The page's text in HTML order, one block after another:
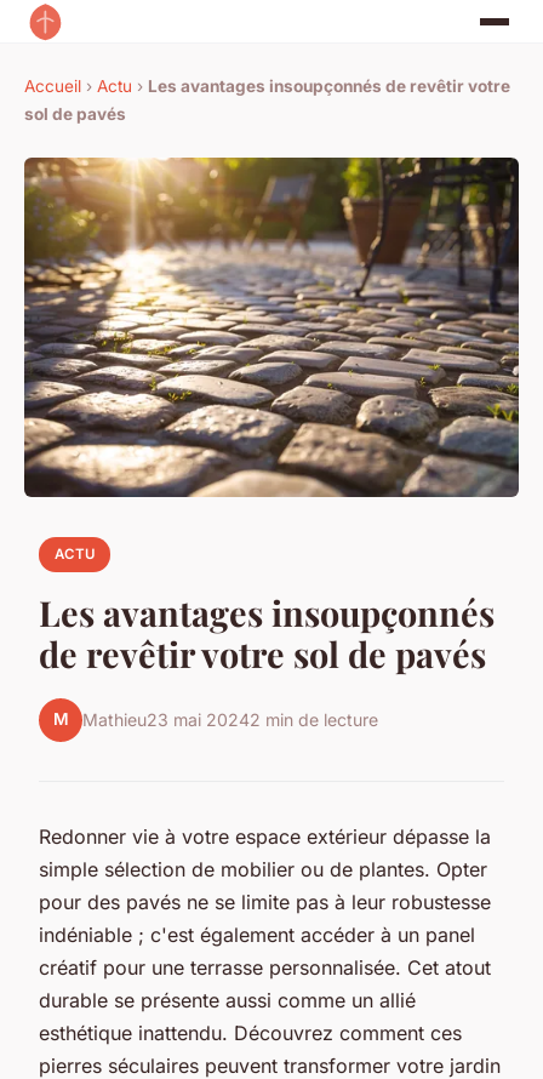
Accueil › Actu › Les avantages insoupçonnés de revêtir votre
sol de pavés
ACTU
Les avantages insoupçonnés
de revêtir votre sol de pavés
M Mathieu23 mai 20242 min de lecture
Redonner vie à votre espace extérieur dépasse la
simple sélection de mobilier ou de plantes. Opter
pour des pavés ne se limite pas à leur robustesse
indéniable ; c'est également accéder à un panel
créatif pour une terrasse personnalisée. Cet atout
durable se présente aussi comme un allié
esthétique inattendu. Découvrez comment ces
pierres séculaires peuvent transformer votre jardin